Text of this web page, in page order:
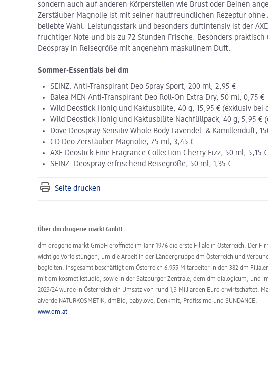
sondern auch auf anderen Körperstellen wie Brust oder Beinen
Zerstäuber Magnolie ist mit seiner hautfreundlichen Rezeptur
beliebte Wahl. Leistungsstark und besonders duftintensiv ist der
fruchtiger Note und bis zu 72 Stunden Frische. Besonders praktisch
Deospray in Reisegröße mit angenehm maskulinem Duft.
Sommer-Essentials bei dm
SEINZ. Anti-Transpirant Deo Spray Sport, 200 ml, 2,95 €
Balea MEN Anti-Transpirant Deo Roll-On Extra Dry, 50 ml, 0,75 €
Wild Deostick Honig und Kaktusblüte, 40 g, 15,95 € (exklusiv bei
Wild Deostick Honig und Kaktusblüte Nachfüllpack, 40 g, 5,95 €
Dove Deospray Sensitiv Whole Body Lavendel- & Kamillenduft,
CD Deo Zerstäuber Magnolie, 75 ml, 3,45 €
AXE Deostick Fine Fragrance Collection Cherry Fizz, 50 ml, 5,15 €
SEINZ. Deospray erfrischend Reisegröße, 50 ml, 1,35 €
Seite drucken
Über dm drogerie markt GmbH
dm drogerie markt GmbH eröffnete im Jahr 1976 die erste Filiale in Österreich. Der
wichtige Vorleistungen, um die Arbeit in der Ländergruppe dm Österreich und
begleiten. Insgesamt beschäftigt dm Österreich 6.955 Mitarbeiter in den 382 dm
mit dm kosmetikstudio, sowie in der Salzburger Zentrale, dem dm dialogicum, und
2023/24 wurde in Österreich ein Umsatz von rund 1,3 Milliarden Euro erwirtschaftet.
alverde NATURKOSMETIK, dmBio, babylove, Denkmit, Profissimo und SUNDANCE.
www.dm.at